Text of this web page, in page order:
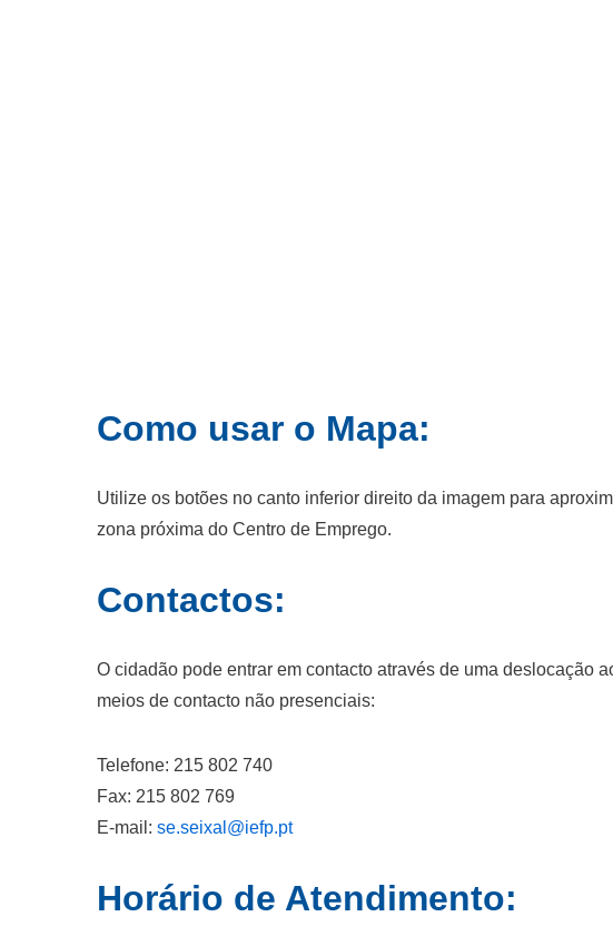
Como usar o Mapa:
Utilize os botões no canto inferior direito da imagem para
zona próxima do Centro de Emprego.
Contactos:
O cidadão pode entrar em contacto através de uma deslocação
meios de contacto não presenciais:
Telefone: 215 802 740
Fax: 215 802 769
E-mail: se.seixal@iefp.pt
Horário de Atendimento: